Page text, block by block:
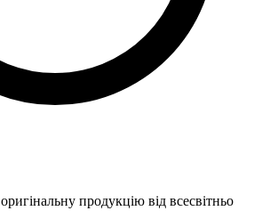
продукцію від всесвітньо